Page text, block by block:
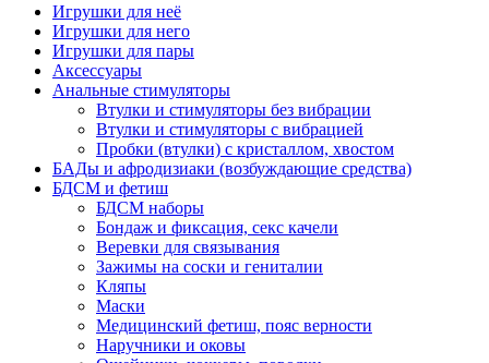
Игрушки для неё
Игрушки для него
Игрушки для пары
Аксессуары
Анальные стимуляторы
Втулки и стимуляторы без вибрации
Втулки и стимуляторы с вибрацией
Пробки (втулки) с кристаллом, хвостом
БАДы и афродизиаки (возбуждающие средства)
БДСМ и фетиш
БДСМ наборы
Бондаж и фиксация, секс качели
Веревки для связывания
Зажимы на соски и гениталии
Кляпы
Маски
Медицинский фетиш, пояс верности
Наручники и оковы